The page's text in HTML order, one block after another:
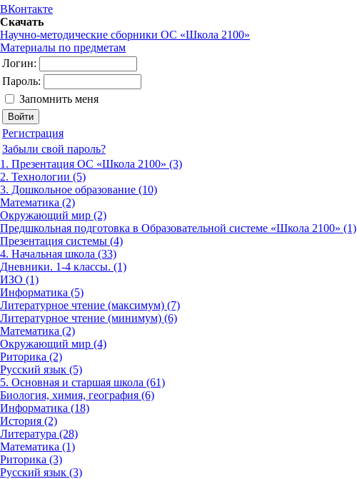
ВКонтакте
Скачать
Научно-методические сборники ОС «Школа 2100»
Материалы по предметам
Логин:
Пароль:
Запомнить меня
Регистрация
Забыли свой пароль?
1. Презентация ОС «Школа 2100» (3)
2. Технологии (5)
3. Дошкольное образование (10)
Математика (2)
Окружающий мир (2)
Предшкольная подготовка в Образовательной системе «Школа 2100» (1)
Презентация системы (4)
4. Начальная школа (33)
Дневники. 1-4 классы. (1)
ИЗО (1)
Информатика (5)
Литературное чтение (максимум) (7)
Литературное чтение (минимум) (6)
Математика (2)
Окружающий мир (4)
Риторика (2)
Русский язык (5)
5. Основная и старшая школа (61)
Биология, химия, география (6)
Информатика (18)
История (2)
Литература (28)
Математика (1)
Риторика (3)
Русский язык (3)